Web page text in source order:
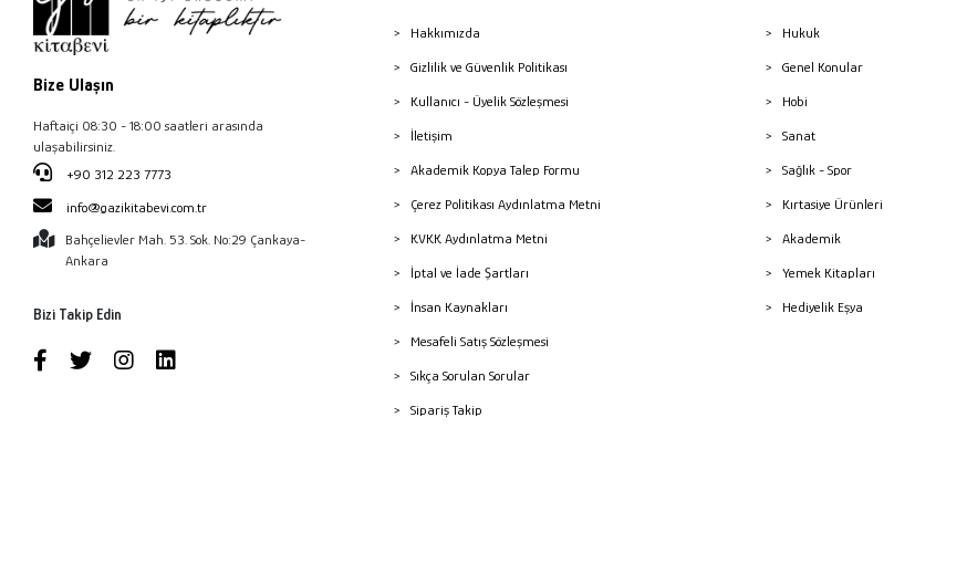
Bize Ulaşın
Haftaiçi 08:30 - 18:00 saatleri arasında
ulaşabilirsiniz.
+90 312 223 7773
info@gazikitabevi.com.tr
Bahçelievler Mah. 53. Sok. No:29 Çankaya-
Ankara
Bizi Takip Edin
Hakkımızda
Gizlilik ve Güvenlik Politikası
Kullanıcı - Üyelik Sözleşmesi
İletişim
Akademik Kopya Talep Formu
Çerez Politikası Aydınlatma Metni
KVKK Aydınlatma Metni
İptal ve İade Şartları
İnsan Kaynakları
Mesafeli Satış Sözleşmesi
Sıkça Sorulan Sorular
Sipariş Takip
Hukuk
Genel Konular
Hobi
Sanat
Sağlık - Spor
Kırtasiye Ürünleri
Akademik
Yemek Kitapları
Hediyelik Eşya